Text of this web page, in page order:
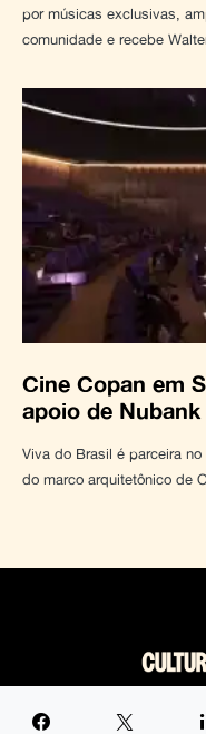
por músicas exclusivas,
comunidade e recebe
Cine Copan em
apoio de Nubank
Viva do Brasil é parceira
do marco arquitetônico de